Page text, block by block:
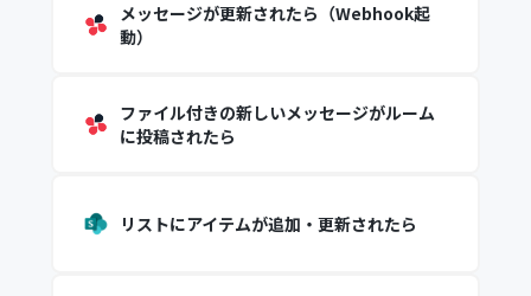
メッセージが更新されたら（Webhook起
動）
ファイル付きの新しいメッセージがルーム
に投稿されたら
リストにアイテムが追加・更新されたら